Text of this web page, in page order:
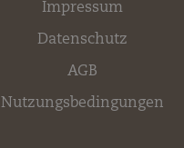
Impressum
Datenschutz
AGB
Nutzungsbedingungen